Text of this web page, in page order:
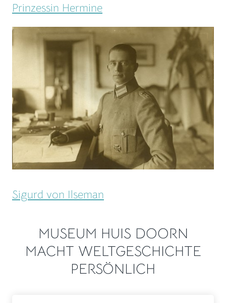
Prinzessin Hermine
Sigurd von Ilseman
MUSEUM HUIS DOORN
MACHT WELTGESCHICHTE
PERSÖNLICH